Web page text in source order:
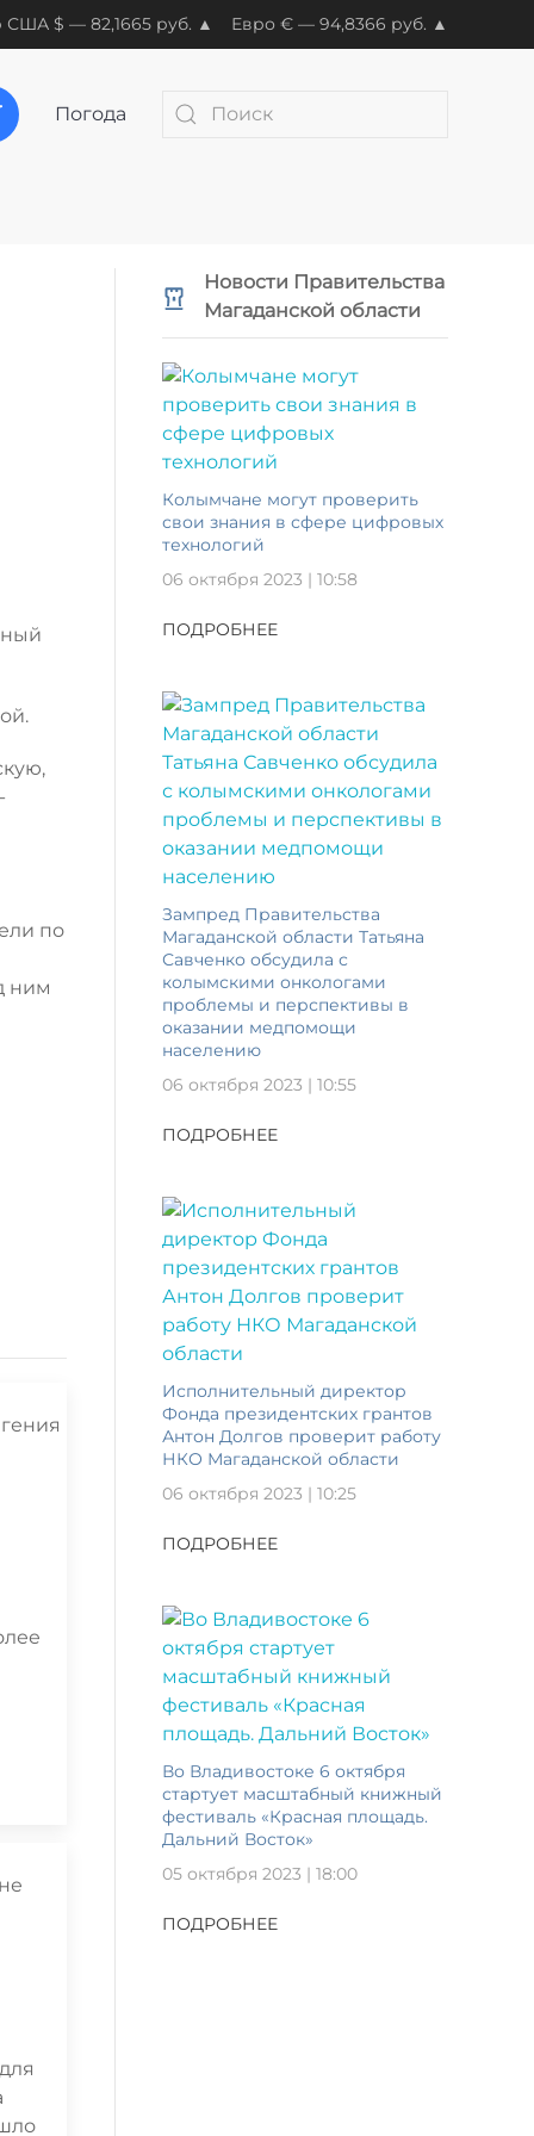
США $ — 82,1665 руб. ▲ Евро € — 94,8366 руб. ▲
Погода
по
ним
Новости Правительства
Магаданской области
Колымчане могут проверить
свои знания в сфере цифровых
технологий
06 октября 2023 | 10:58
ПОДРОБНЕЕ
Зампред Правительства
Магаданской области Татьяна
Савченко обсудила с
колымскими онкологами
проблемы и перспективы в
оказании медпомощи
населению
06 октября 2023 | 10:55
ПОДРОБНЕЕ
Исполнительный директор
Фонда президентских грантов
Антон Долгов проверит работу
НКО Магаданской области
06 октября 2023 | 10:25
ПОДРОБНЕЕ
Во Владивостоке 6 октября
стартует масштабный книжный
фестиваль «Красная площадь.
Дальний Восток»
05 октября 2023 | 18:00
ПОДРОБНЕЕ